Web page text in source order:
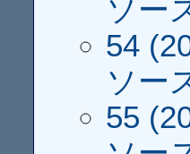
ソー
54
ソー
55